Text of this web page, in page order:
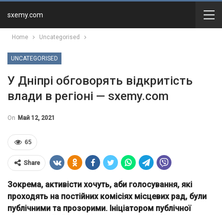
sxemy.com
Home Uncategorised
UNCATEGORISED
У Дніпрі обговорять відкритість
влади в регіоні — sxemy.com
On Май 12, 2021
65
Share
Зокрема, активісти хочуть, аби голосування, які
проходять на постійних комісіях місцевих рад, були
публічними та прозорими. Ініціатором публічної